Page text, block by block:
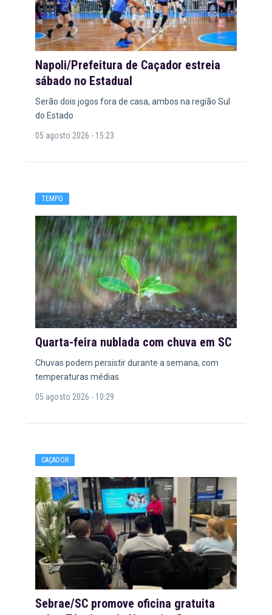
Napoli/Prefeitura de Caçador estreia
sábado no Estadual
Serão dois jogos fora de casa, ambos na região Sul
do Estado
05 agosto 2026 - 15:23
TEMPO
Quarta-feira nublada com chuva em SC
Chuvas podem persistir durante a semana, com
temperaturas médias
05 agosto 2026 - 10:29
CAÇADOR
Sebrae/SC promove oficina gratuita